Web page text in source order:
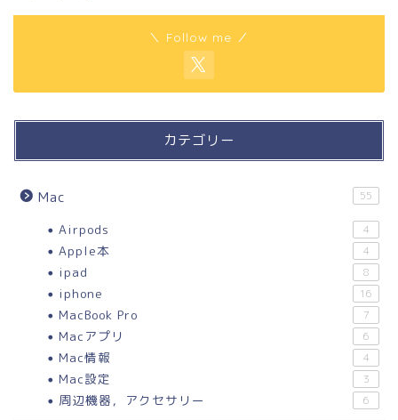
＼ Follow me ／
カテゴリー
Mac 55
Airpods 4
Apple本 4
ipad 8
iphone 16
MacBook Pro 7
Macアプリ 6
Mac情報 4
Mac設定 3
周辺機器，アクセサリー 6